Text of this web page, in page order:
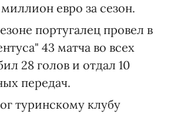
миллион евро за сезон.
португалец провел в
43 матча во всех
28 голов и отдал 10
передач.
туринскому клубу